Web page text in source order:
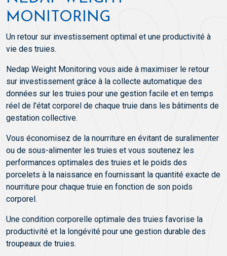
MONITORING
Un retour sur investissement optimal et une productivité à
vie des truies.
Nedap Weight Monitoring vous aide à maximiser le retour
sur investissement grâce à la collecte automatique des
données sur les truies pour une gestion facile et en temps
réel de l’état corporel de chaque truie dans les bâtiments de
gestation collective.
Vous économisez de la nourriture en évitant de suralimenter
ou de sous-alimenter les truies et vous soutenez les
performances optimales des truies et le poids des
porcelets à la naissance en fournissant la quantité exacte de
nourriture pour chaque truie en fonction de son poids
corporel.
Une condition corporelle optimale des truies favorise la
productivité et la longévité pour une gestion durable des
troupeaux de truies.